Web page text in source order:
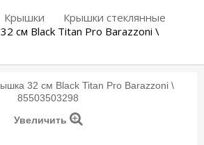
Крышки
Крышки стеклянные
см Black Titan Pro Barazzoni \
Увеличить